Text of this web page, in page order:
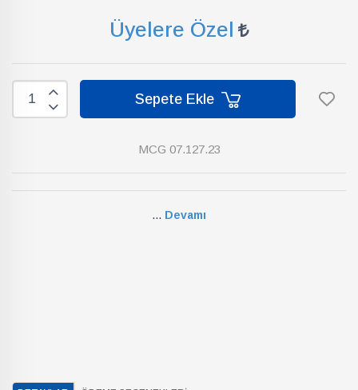
Üyelere Özel
Sepete Ekle
MCG 07.127.23
... Devamı